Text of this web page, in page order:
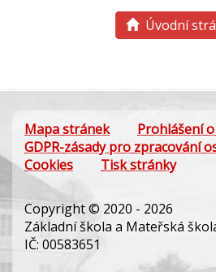
Úvodní
Mapa stránek
Prohlášení
GDPR-zásady pro zpracování
Cookies
Tisk stránky
Copyright © 2020 - 2026
Základní škola a Mateřská
IČ: 00583651